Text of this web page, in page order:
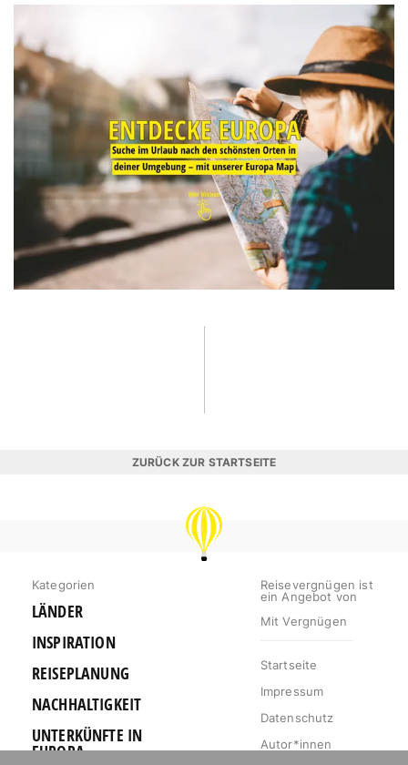
ZURÜCK ZUR STARTSEITE
REISEVERGNÜGEN
Kategorien
LÄNDER
INSPIRATION
REISEPLANUNG
NACHHALTIGKEIT
UNTERKÜNFTE IN
EUROPA
Reisevergnügen ist
ein Angebot von
Mit Vergnügen
Startseite
Impressum
Datenschutz
Autor*innen